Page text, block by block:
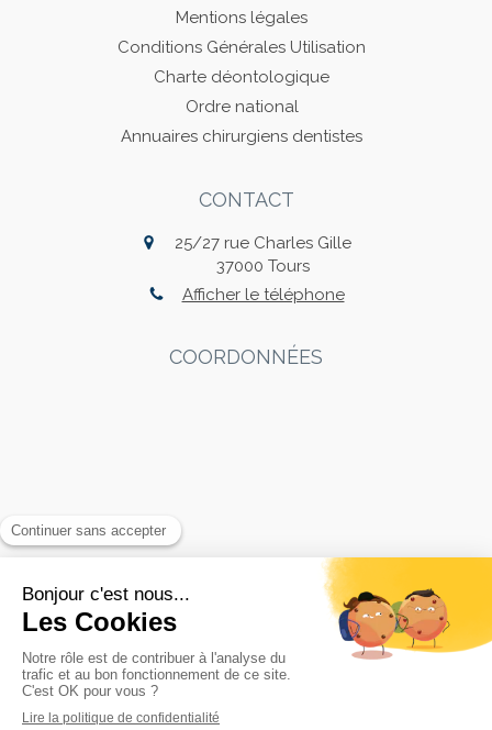
Mentions légales
Conditions Générales Utilisation
Charte déontologique
Ordre national
Annuaires chirurgiens dentistes
CONTACT
25/27 rue Charles Gille
37000 Tours
Afficher le téléphone
COORDONNÉES
Rechercher